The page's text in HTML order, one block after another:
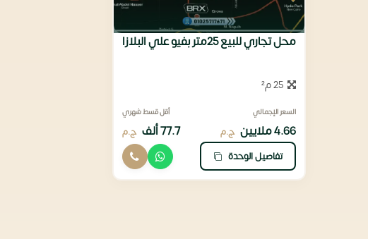
محل تجاري للبيع 25متر بفيو علي البلازا
السعر الإجمالي
4.66 ملايين ج.م
أقل قسط شهري
77.7 ألف ج.م
تفاصيل الوحدة